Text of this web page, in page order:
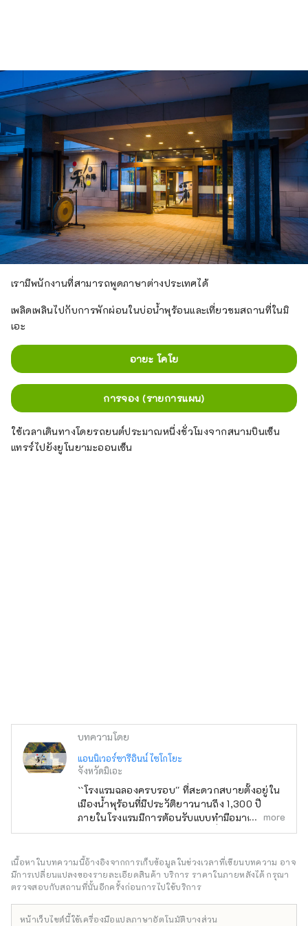
เรามีพนักงานที่สามารถพูดภาษาต่างประเทศได้
เพลิดเพลินไปกับการพักผ่อนในบ่อน้ำพุร้อนและเที่ยวชมสถานที่ในมิ
เอะ
อายะ โคโย
การจอง (รายการแผน)
ใช้เวลาเดินทางโดยรถยนต์ประมาณหนึ่งชั่วโมงจากสนามบินเซ็น
แทรร์ไปยังยูโนยามะออนเซ็น
บทความโดย
แอนนิเวอร์ซารีอินน์ ไซโกโยะ
จังหวัดมิเอะ
``โรงแรมฉลองครบรอบ'' ที่สะดวกสบายตั้งอยู่ใน
เมืองน้ำพุร้อนที่มีประวัติยาวนานถึง 1,300 ปี
ภายในโรงแรมมีการต้อนรับแบบทำมือมากมายที่
สร้างสรรค์โดยพนักงานรุ่นเยาว์ที่ทำงานใกล้ชิด
โดยรถยนต์ประมาณ 60 นาทีจากตัวเมืองนาโก
ย่า และประมาณ 30 นาทีจากนางาชิมะรีสอร์ท
ยานาบานะ โนะ ซาโตะ และซูซูกะเซอร์กิต
ในท้องถิ่นและบริโภคในท้องถิ่นก็เต็มไปด้วยเสน่ห์
more
เนื้อหาในบทความนี้อ้างอิงจากการเก็บข้อมูลในช่วงเวลาที่เขียนบทความ อาจ
มีการเปลี่ยนแปลงของรายละเอียดสินค้า บริการ ราคาในภายหลังได้ กรุณา
ตรวจสอบกับสถานที่นั้นอีกครั้งก่อนการไปใช้บริการ
หน้าเว็บไซต์นี้ใช้เครื่องมือแปลภาษาอัตโนมัติบางส่วน